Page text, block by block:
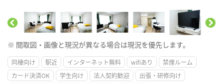
※ 間取図・画像と現況が異なる場合は現況を優先します。
同棲向け 駅近 インターネット無料 wifiあり
禁煙ルーム
カード決済OK
学生向け 法人契約歓迎
出張・研修向け